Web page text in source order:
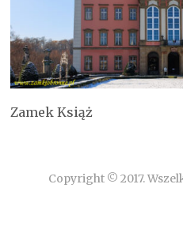
Zamek Książ
Copyright © 2017.